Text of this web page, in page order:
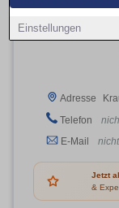
Einstellungen
Adresse
Telefon
E-Mail
Jetzt
&